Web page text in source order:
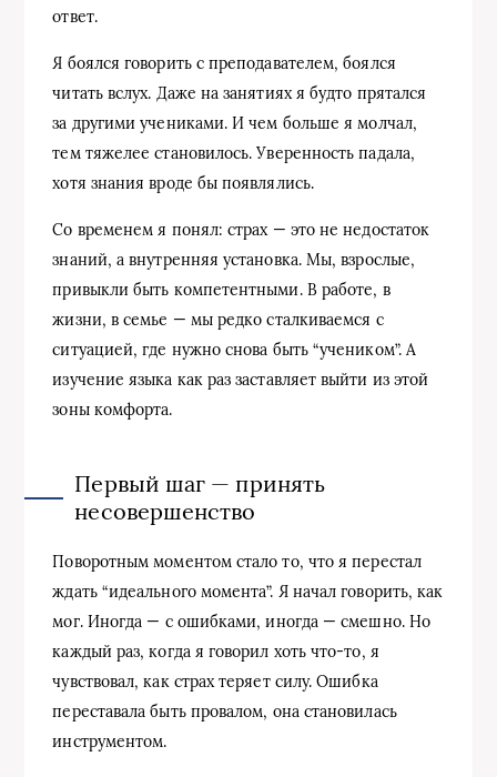
ответ.
Я боялся говорить с преподавателем, боялся
читать вслух. Даже на занятиях я будто прятался
за другими учениками. И чем больше я молчал,
тем тяжелее становилось. Уверенность падала,
хотя знания вроде бы появлялись.
Со временем я понял: страх — это не недостаток
знаний, а внутренняя установка. Мы, взрослые,
привыкли быть компетентными. В работе, в
жизни, в семье — мы редко сталкиваемся с
ситуацией, где нужно снова быть “учеником”. А
изучение языка как раз заставляет выйти из этой
зоны комфорта.
Первый шаг — принять
несовершенство
Поворотным моментом стало то, что я перестал
ждать “идеального момента”. Я начал говорить, как
мог. Иногда — с ошибками, иногда — смешно. Но
каждый раз, когда я говорил хоть что-то, я
чувствовал, как страх теряет силу. Ошибка
переставала быть провалом, она становилась
инструментом.